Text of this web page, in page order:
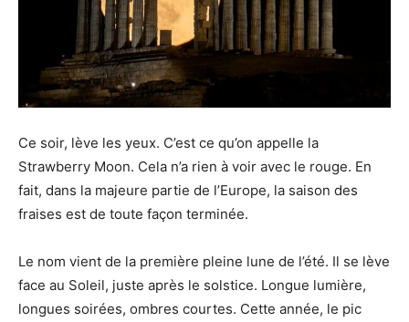
Ce soir, lève les yeux. C’est ce qu’on appelle la
Strawberry Moon. Cela n’a rien à voir avec le rouge. En
fait, dans la majeure partie de l’Europe, la saison des
fraises est de toute façon terminée.
Le nom vient de la première pleine lune de l’été. Il se lève
face au Soleil, juste après le solstice. Longue lumière,
longues soirées, ombres courtes. Cette année, le pic